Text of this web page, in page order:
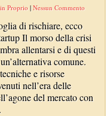
Proprio|Nessun Commento
di rischiare, ecco
Il morso della crisi
allentarsi e di questi
comune.
e risorse
nell’era delle
del mercato con